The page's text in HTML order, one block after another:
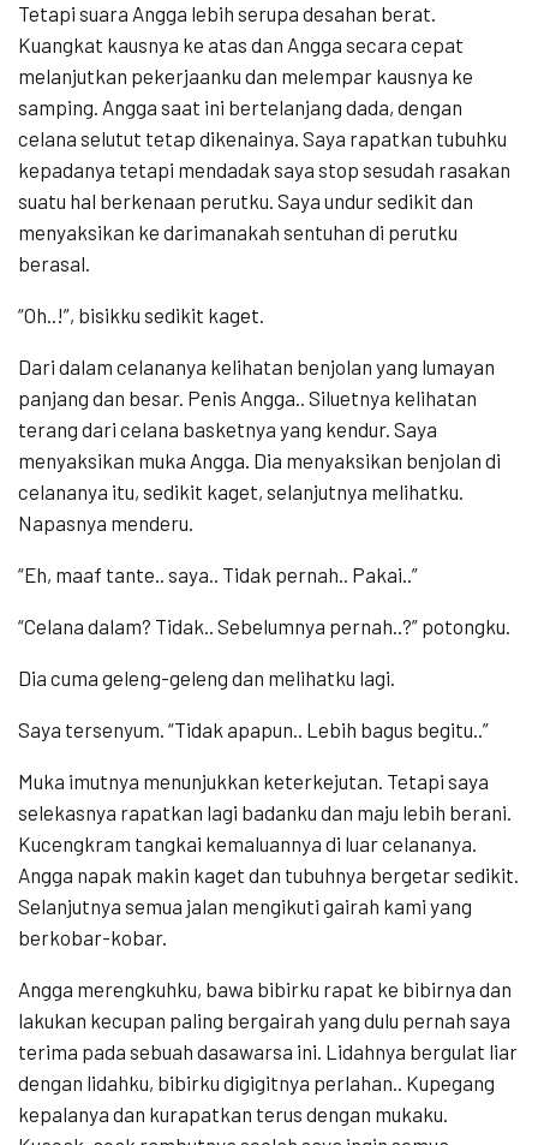
Tetapi suara Angga lebih serupa desahan berat.
Kuangkat kausnya ke atas dan Angga secara cepat
melanjutkan pekerjaanku dan melempar kausnya ke
samping. Angga saat ini bertelanjang dada, dengan
celana selutut tetap dikenainya. Saya rapatkan tubuhku
kepadanya tetapi mendadak saya stop sesudah rasakan
suatu hal berkenaan perutku. Saya undur sedikit dan
menyaksikan ke darimanakah sentuhan di perutku
berasal.
“Oh..!”, bisikku sedikit kaget.
Dari dalam celananya kelihatan benjolan yang lumayan
panjang dan besar. Penis Angga.. Siluetnya kelihatan
terang dari celana basketnya yang kendur. Saya
menyaksikan muka Angga. Dia menyaksikan benjolan di
celananya itu, sedikit kaget, selanjutnya melihatku.
Napasnya menderu.
“Eh, maaf tante.. saya.. Tidak pernah.. Pakai..”
“Celana dalam? Tidak.. Sebelumnya pernah..?” potongku.
Dia cuma geleng-geleng dan melihatku lagi.
Saya tersenyum. “Tidak apapun.. Lebih bagus begitu..”
Muka imutnya menunjukkan keterkejutan. Tetapi saya
selekasnya rapatkan lagi badanku dan maju lebih berani.
Kucengkram tangkai kemaluannya di luar celananya.
Angga napak makin kaget dan tubuhnya bergetar sedikit.
Selanjutnya semua jalan mengikuti gairah kami yang
berkobar-kobar.
Angga merengkuhku, bawa bibirku rapat ke bibirnya dan
lakukan kecupan paling bergairah yang dulu pernah saya
terima pada sebuah dasawarsa ini. Lidahnya bergulat liar
dengan lidahku, bibirku digigitnya perlahan.. Kupegang
kepalanya dan kurapatkan terus dengan mukaku.